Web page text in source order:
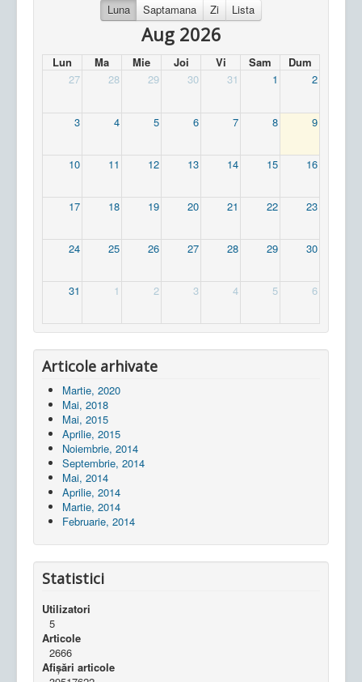
Luna Saptamana Zi Lista
Aug 2026
Lun Ma Mie Joi Vi Sam
Dum
27
28 29 30 31 1 2
3 4 5 6 7 8 9
10 11 12 13 14 15 16
17 18 19 20 21 22 23
24 25 26 27 28 29 30
31 1 2 3 4 5 6
Articole arhivate
Martie, 2020
Mai, 2018
Mai, 2015
Aprilie, 2015
Noiembrie, 2014
Septembrie, 2014
Mai, 2014
Aprilie, 2014
Martie, 2014
Februarie, 2014
Statistici
Utilizatori
5
Articole
2666
Afișări articole